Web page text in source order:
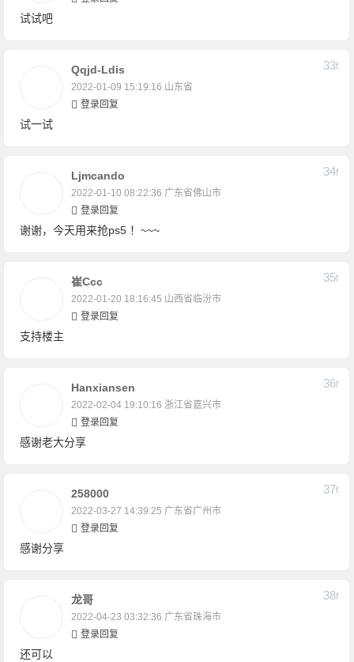
试试吧
Qqjd-Ldis
2022-01-09 15:19:16 山东省
33F
登录回复
试一试
Ljmcando
2022-01-10 08:22:36 广东省佛山市
34F
登录回复
谢谢，今天用来抢ps5 ！~~~
崔ccc
2022-01-20 18:16:45 山西省临汾市
35F
登录回复
支持楼主
Hanxiansen
2022-02-04 19:10:16 浙江省嘉兴市
36F
登录回复
感谢老大分享
258000
2022-03-27 14:39:25 广东省广州市
37F
登录回复
感谢分享
龙哥
2022-04-23 03:32:36 广东省珠海市
38F
登录回复
还可以